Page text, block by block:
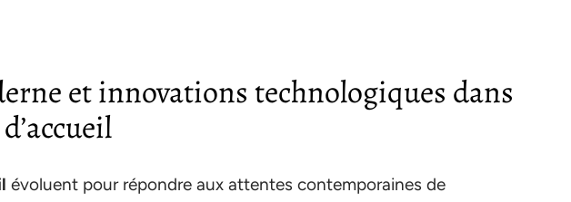
et innovations technologiques dans
évoluent pour répondre aux attentes contemporaines de